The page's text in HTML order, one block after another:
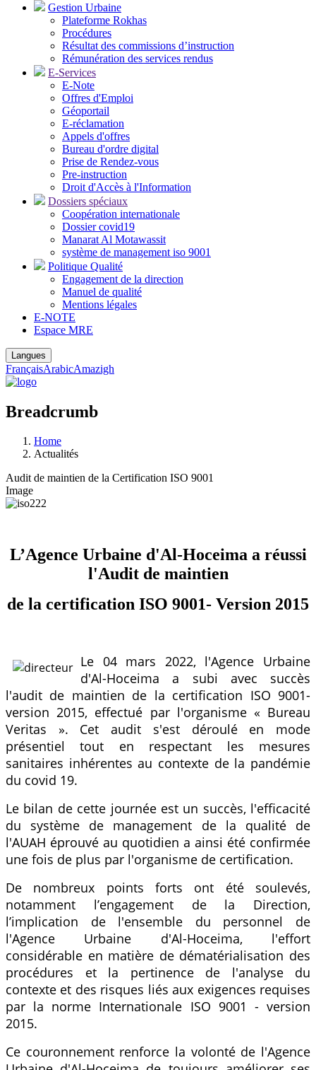
Gestion Urbaine
Plateforme Rokhas
Procédures
Résultat des commissions d’instruction
Rémunération des services rendus
E-Services
E-Note
Offres d'Emploi
Géoportail
E-réclamation
Appels d'offres
Bureau d'ordre digital
Prise de Rendez-vous
Pre-instruction
Droit d'Accès à l'Information
Dossiers spéciaux
Coopération internationale
Dossier covid19
Manarat Al Motawassit
système de management iso 9001
Politique Qualité
Engagement de la direction
Manuel de qualité
Mentions légales
E-NOTE
Espace MRE
Langues
FrançaisArabicAmazigh
Breadcrumb
Home
Actualités
Audit de maintien de la Certification ISO 9001
Image
L’Agence Urbaine d'Al-Hoceima a réussi
l'Audit de maintien
de la certification ISO 9001- Version 2015
Le 04 mars 2022, l'Agence Urbaine
d'Al-Hoceima a subi avec succès
l'audit de maintien de la certification ISO 9001-
version 2015, effectué par l'organisme « Bureau
Veritas ». Cet audit s'est déroulé en mode
présentiel tout en respectant les mesures
sanitaires inhérentes au contexte de la pandémie
du covid 19.
Le bilan de cette journée est un succès, l'efficacité
du système de management de la qualité de
l'AUAH éprouvé au quotidien a ainsi été confirmée
une fois de plus par l'organisme de certification.
De nombreux points forts ont été soulevés,
notamment l’engagement de la Direction,
l’implication de l'ensemble du personnel de
l'Agence Urbaine d'Al-Hoceima, l'effort
considérable en matière de dématérialisation des
procédures et la pertinence de l'analyse du
contexte et des risques liés aux exigences requises
par la norme Internationale ISO 9001 - version
2015.
Ce couronnement renforce la volonté de l'Agence